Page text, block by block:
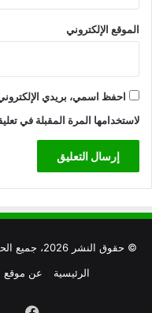
الموقع الإلكتروني
احفظ اسمي، بريدي
لاستخدامها المرة المقبلة في
© حقوق النشر 2026، جميع الحقوق محفوظة |
الرئيسية
عن موقع